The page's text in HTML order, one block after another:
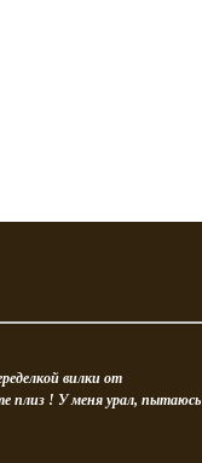
вилки от
плиз ! У меня урал, пытаюсь